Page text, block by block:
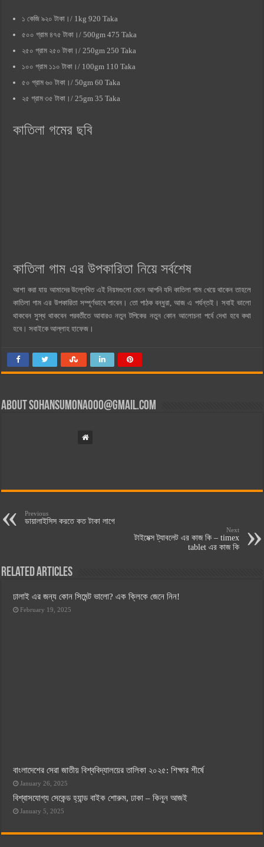
১ কেজি ৯২০ টাকা।/ 1kg 920 Taka
৫০০ গ্রাম ৪৭৫ টাকা।/ 500gm 475 Taka
২৫০ গ্রাম ২৫০ টাকা।/ 250gm 250 Taka
১০০ গ্রাম ১১০ টাকা।/ 100gm 110 Taka
৫০ গ্রাম ৬০ টাকা।/ 50gm 60 Taka
২৫ গ্রাম ৩৫ টাকা।/ 25gm 35 Taka
কাতিলা গমের ছবি
কাতিলা গাম এর উপকারিতা নিয়ে সর্বশেষ
আশা করা যায় আমাদের উল্লেখিত এই নিয়মগুলো মেনে আপনি যদি কাতিলা গাম খেয়ে থাকেন তাহলে
কাতিলা গাম এর উপকারিতা সম্পূর্ণভাবে পাবেন। তো পাঠক বন্ধুরা, আজ এ পর্যন্তই। সবাই ভালো
থাকবেন সুস্থ থাকবেন পরবর্তীতে আবারও নতুন টপিকের নতুন কোন আলোচনা পর্বে দেখা হবে কথা
হবে। সবাইকে আল্লাহ হাফেজ।
Aboutsohansumona000@gmail.com
Previous
ডায়ালাইসিস করতে কত টাকা লাগে
Next
টাইমেক্স ট্যাবলেট এর কাজ কি – timex
tablet এর কাজ কি
Related Articles
ঢালাই এর জন্য কোন সিমেন্ট ভালো? এক ক্লিকে জেনে নিন!
February 19, 2025
বাংলাদেশের সেরা জাতীয় বিশ্ববিদ্যালয়ের তালিকা ২০২৫: শিক্ষার শীর্ষে
January 26, 2025
বিশ্বাসযোগ্য সেকেন্ড হ্যান্ড বাইক শোরুম, ঢাকা – কিনুন আজই
January 5, 2025